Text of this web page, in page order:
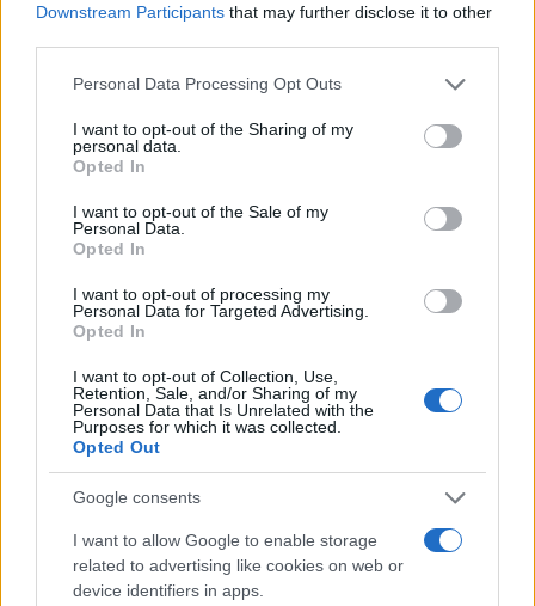
Downstream Participants that may further disclose it to other
Please note that this website/app uses one or more Google
not limited to your visit or usage behaviour. You may click to
grant or deny consent to Google and its third-party tags to
use your data for below specified purposes in below Google
consent section.
Personal Data Processing Opt Outs
I want to opt-out of the Sharing of my
personal data.
Opted In
I want to opt-out of the Sale of my
Personal Data.
Opted In
I want to opt-out of processing my
Personal Data for Targeted Advertising.
Opted In
I want to opt-out of Collection, Use,
Retention, Sale, and/or Sharing of my
Personal Data that Is Unrelated with the
Purposes for which it was collected.
Opted Out
Google consents
I want to allow Google to enable storage
related to advertising like cookies on web or
device identifiers in apps.
Ricevi le nostre ultime news
Condividi l'articolo
F
a
ce
b
o
o
k
T
w
it
te
r
Pi
te
re
st
W
at
s
A
p
S
a
re
Articolo precedente
Prossimo articolo
Sangue, musica e solidarietà con Avis Olbia al